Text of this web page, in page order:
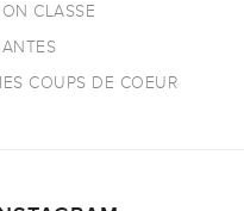
CLASSE
COUPS DE COEUR